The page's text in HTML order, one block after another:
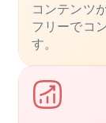
コンテンツ
フリーでコ
す。